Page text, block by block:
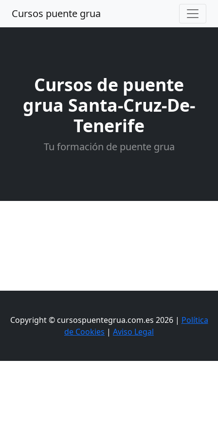
Cursos puente grua
Cursos de puente
grua Santa-Cruz-De-
Tenerife
Tu formación de puente grua
Copyright © cursospuentegrua.com.es 2026 | Política
de Cookies | Aviso Legal